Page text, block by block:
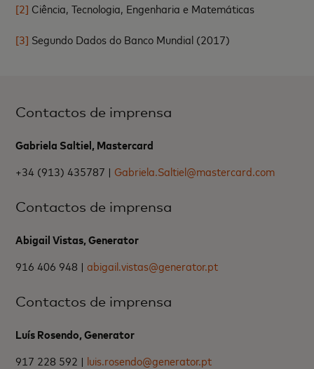
[2] Ciência, Tecnologia, Engenharia e Matemáticas
[3] Segundo Dados do Banco Mundial (2017)
Contactos de imprensa
Gabriela Saltiel, Mastercard
+34 (913) 435787 | Gabriela.Saltiel@mastercard.com
Contactos de imprensa
Abigail Vistas, Generator
916 406 948 |abigail.vistas@generator.pt
Contactos de imprensa
Luís Rosendo, Generator
917 228 592 | luis.rosendo@generator.pt